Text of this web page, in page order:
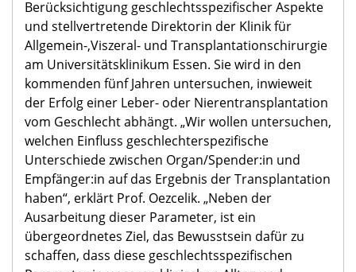
Berücksichtigung geschlechtsspezifischer Aspekte
und stellvertretende Direktorin der Klinik für
Allgemein-,Viszeral- und Transplantationschirurgie
am Universitätsklinikum Essen. Sie wird in den
kommenden fünf Jahren untersuchen, inwieweit
der Erfolg einer Leber- oder Nierentransplantation
vom Geschlecht abhängt. „Wir wollen untersuchen,
welchen Einfluss geschlechterspezifische
Unterschiede zwischen Organ/Spender:in und
Empfänger:in auf das Ergebnis der Transplantation
haben“, erklärt Prof. Oezcelik. „Neben der
Ausarbeitung dieser Parameter, ist ein
übergeordnetes Ziel, das Bewusstsein dafür zu
schaffen, dass diese geschlechtsspezifischen